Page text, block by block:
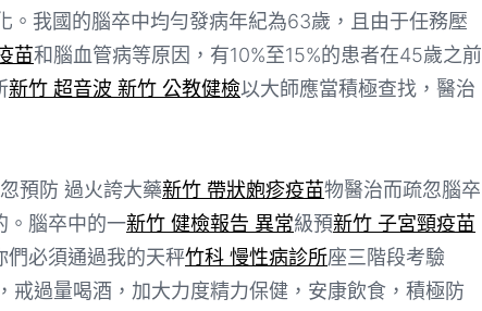
我國的腦卒中均勻發病年紀為63歲，且由于任務壓
苗和腦血管病等原因，有10%至15%的患者在45歲之前
新竹 超音波 新竹 公教健檢以大師應當積極查找，醫治
預防 過火誇大藥新竹 帶狀皰疹疫苗物醫治而疏忽腦卒
。腦卒中的一新竹 健檢報告 異常級預新竹 子宮頸疫苗
們必須通過我的天秤竹科 慢性病診所座三階段考驗
戒過量喝酒，加大力度精力保健，安康飲食，積極防